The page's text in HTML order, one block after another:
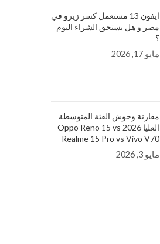
ايفون 13 مستعمل كسر زيرو في
مصر و هل يستحق الشراء اليوم
؟
مايو 17, 2026
مقارنة وحوش الفئة المتوسطة
العليا 2026 Oppo Reno 15 vs
Realme 15 Pro vs Vivo V70
مايو 3, 2026